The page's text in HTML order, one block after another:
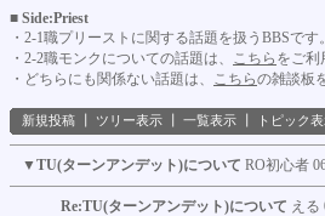
■ Side:Priest
・2-1職プリーストに関する話題を扱うBBSです。
・2-2職モンクについての話題は、 こちら をご利
・どちらにも関係ない話題は、 こちらの雑談板
新規投稿 ツリー表示 一覧表示 トピック
▼TU(ターンアンデット)について RO初心者
Re:TU(ターンアンデット)について える